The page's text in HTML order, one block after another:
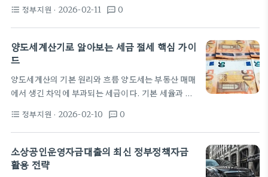
이 점검된다. 또한 국비지원교육은 수료 후 취업 연계
삶의 비용 부담을 완화한다. 정책자금의 관리와 연결
되어 다양한 혜택으로 확장되는 경향이 있다. 이 글은
정부의 주요 정책자금 체계에서 소득공제를 어떻게 활
용할 수 있는지 살펴본다. 소득공제의 범주는 크게 근
같은 금융 상품의 공제로 나뉜다. 특히 연금저축계좌
나 퇴직연금IRP에 납입한 금액은 연말정산에서 특별
히 인정된다. 또 문화비나 의료비 등 다른 지출에 대한
format_list_bulleted 정부지원 · 2026-02-11 textsms 0
양도세계산기로 알아보는 세금 절세 핵심 가이
드
양도세계산의 기본 원리와 흐름 양도세는 부동산 매매
에서 생긴 차익에 부과되는 세금이다. 기본 세율과 함
계산은 매도가액에서 취득가액과 필요경비를 차감한
양도차익을 기준으로 진행된다. 다주택자 여부에 따
라 중과 여부가 달라지므로 먼저 본인의 상황을 파악
하는 것이 중요하다. 양도세의 기본 세율은 9%에서
format_list_bulleted 정부지원 · 2026-02-10 textsms 0
소상공인운영자금대출의 최신 정부정책자금
활용 전략